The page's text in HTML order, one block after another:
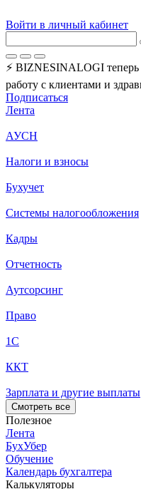
Войти в личный кабинет
⚡ BIZNESINALOGI
работу с клиентами и
Подписаться
Лента
АУСН
Налоги и взносы
Бухучет
Системы налогообложения
Кадры
Отчетность
Аутсорсинг
Право
1С
ККТ
Зарплата и другие выплаты
Смотреть все
Полезное
Лента
БухУбер
Обучение
Календарь бухгалтера
Калькуляторы